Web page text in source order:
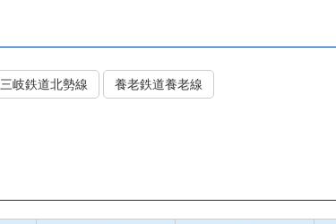
三岐鉄道北勢線 養老鉄道養老線